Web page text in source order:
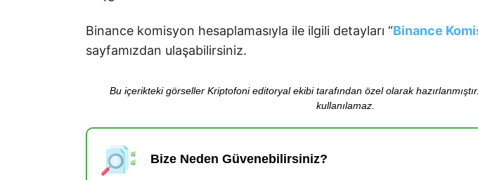
Binance komisyon hesaplamasıyla ile ilgili detayları “Binance
sayfamızdan ulaşabilirsiniz.
Bu içerikteki görseller Kriptofoni editoryal ekibi tarafından özel olarak
kullanılamaz.
Bize Neden Güvenebilirsiniz?